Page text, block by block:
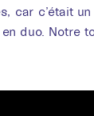
car c’était
duo. Notre